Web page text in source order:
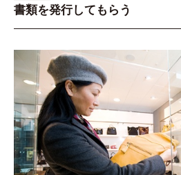
書類を発行してもらう